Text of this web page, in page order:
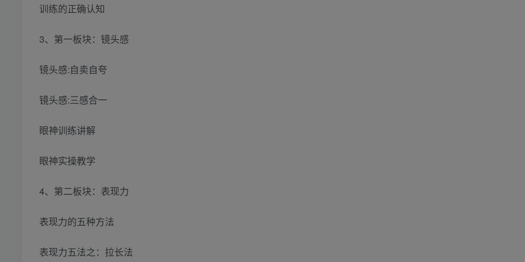
训练的正确认知
3、第一板块：镜头感
镜头感:自卖自夸
镜头感:三感合一
眼神训练讲解
眼神实操教学
4、第二板块：表现力
表现力的五种方法
表现力五法之：拉长法